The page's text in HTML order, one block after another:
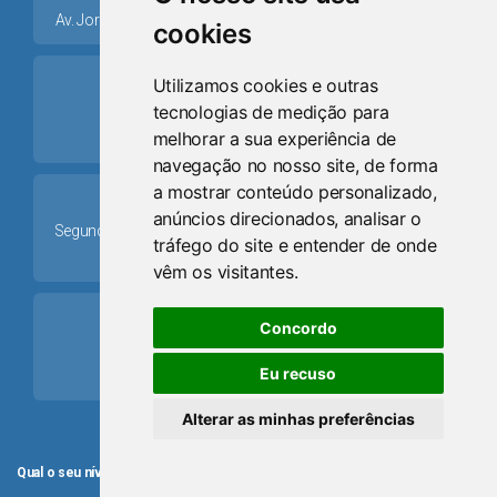
cookies
Utilizamos cookies e outras
tecnologias de medição para
melhorar a sua experiência de
navegação no nosso site, de forma
a mostrar conteúdo personalizado,
anúncios direcionados, analisar o
tráfego do site e entender de onde
vêm os visitantes.
Concordo
Eu recuso
Alterar as minhas preferências
Av. Jorge Dariva, 1211, Centro CEP: 95520.000 - Osório/RS
ring_volume
Telefone
(51) 9 8024-0884
Schedule
Segunda-feira a Sexta-feira: 08h às 12h e das 13h30min às
17h30min
mail
Email
camaraosorio@gmail.com
Qual o seu nível de satisfação com o atendimento da Câmara